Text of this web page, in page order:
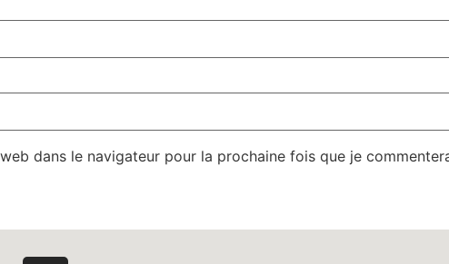
dans le navigateur pour la prochaine fois que je